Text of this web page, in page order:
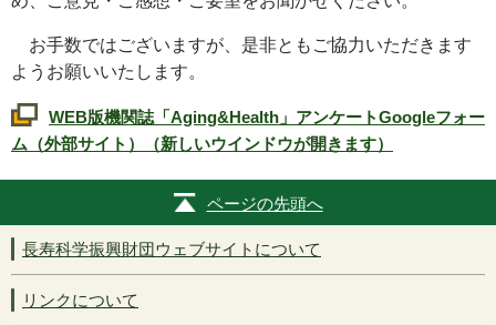
お手数ではございますが、是非ともご協力いただきます
ようお願いいたします。
WEB版機関誌「Aging&Health 」アンケートGoogleフォー
ム（外部サイト）（新しいウインドウが開きます）
ページの先頭へ
長寿科学振興財団ウェブサイトについて
リンクについて